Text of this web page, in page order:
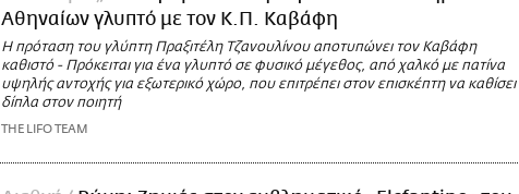
Αθηναίων γλυπτό με τον Κ.Π. Καβάφη
Η πρόταση του γλύπτη Πραξιτέλη Τζανουλίνου αποτυπώνει τον Καβάφη
καθιστό - Πρόκειται για ένα γλυπτό σε φυσικό μέγεθος, από χαλκό με πατίνα
υψηλής αντοχής για εξωτερικό χώρο, που επιτρέπει στον επισκέπτη να καθίσει
δίπλα στον ποιητή
THE LIFO TEAM